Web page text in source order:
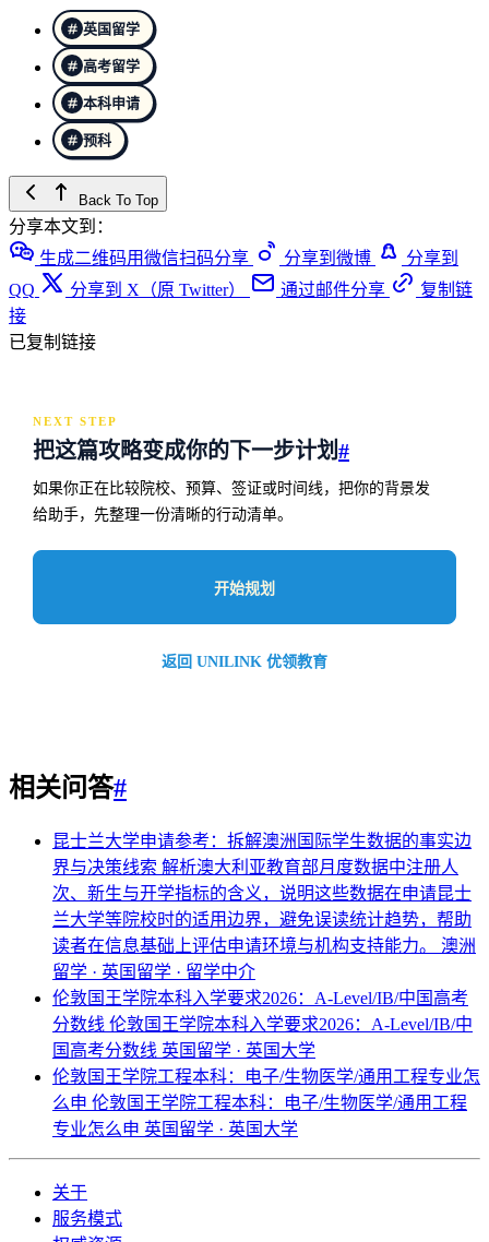
英国留学
高考留学
本科申请
预科
Back To Top
分享本文到：
生成二维码用微信扫码分享
分享到微博
分享到
QQ
分享到 X（原 Twitter） 通过邮件分享
复制链
接
已复制链接
NEXT STEP
把这篇攻略变成你的下一步计划#
如果你正在比较院校、预算、签证或时间线，把你的背景发
给助手，先整理一份清晰的行动清单。
开始规划
返回 UNILINK 优领教育
相关问答#
昆士兰大学申请参考：拆解澳洲国际学生数据的事实边
界与决策线索 解析澳大利亚教育部月度数据中注册人
次、新生与开学指标的含义，说明这些数据在申请昆士
兰大学等院校时的适用边界，避免误读统计趋势，帮助
读者在信息基础上评估申请环境与机构支持能力。 澳洲
留学 · 英国留学 · 留学中介
伦敦国王学院本科入学要求2026：A-Level/IB/中国高考
分数线 伦敦国王学院本科入学要求2026：A-Level/IB/中
国高考分数线 英国留学 · 英国大学
伦敦国王学院工程本科：电子/生物医学/通用工程专业怎
么申 伦敦国王学院工程本科：电子/生物医学/通用工程
专业怎么申 英国留学 · 英国大学
关于
服务模式